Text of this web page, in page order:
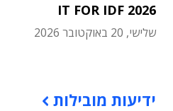
IT FOR IDF 2026
שלישי, 20 באוקטובר 2026
ידיעות מובילות